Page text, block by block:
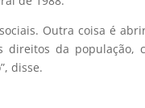
Outra coisa é
da população,
disse.